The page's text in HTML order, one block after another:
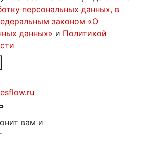
персональных данных, в
законом «О
данных» и Политикой
вам и